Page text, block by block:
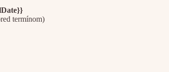
termínom)